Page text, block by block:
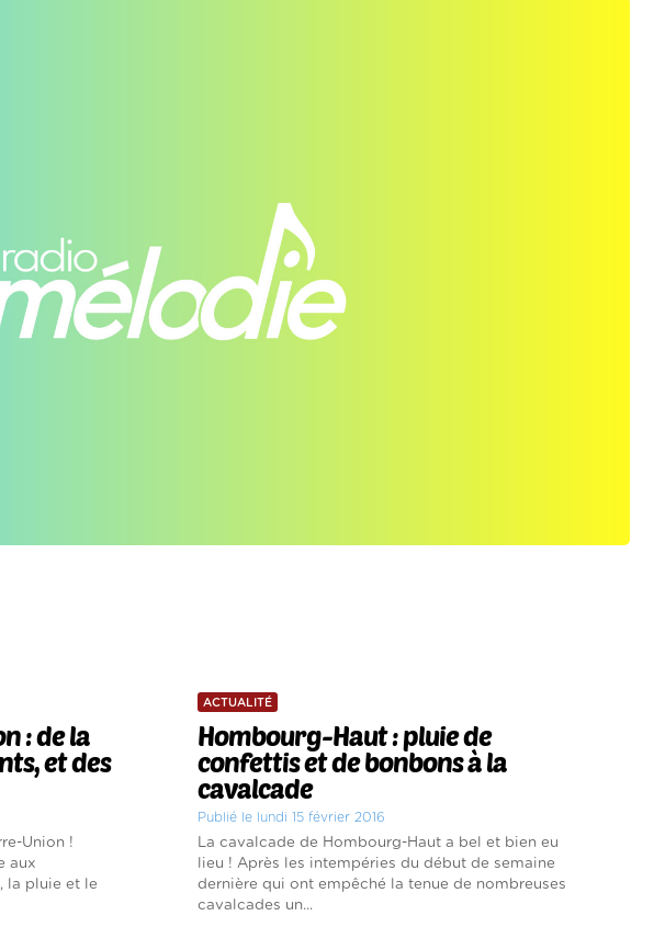
: de la
et des
Union !
aux
la pluie et le
ACTUALITÉ
Hombourg-Haut : pluie de
confettis et de bonbons à la
cavalcade
Publié le lundi 15 février 2016
La cavalcade de Hombourg-Haut a bel et bien eu
lieu ! Après les intempéries du début de semaine
dernière qui ont empêché la tenue de nombreuses
cavalcades un...